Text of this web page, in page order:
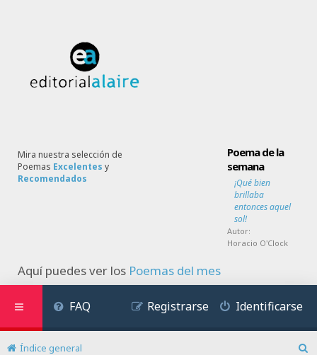
Mira nuestra selección de
Poemas Excelentes y
Recomendados
Poema de la
semana
¡Qué bien
brillaba
entonces aquel
sol!
Autor:
Horacio O'Clock
Aquí puedes ver los Poemas del mes
FAQ Identificarse
Registrarse
Índice general